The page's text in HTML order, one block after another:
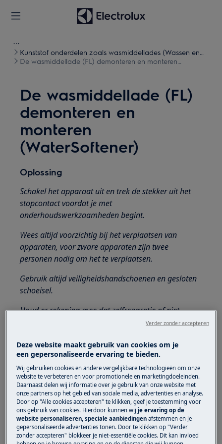
Kunststof onderdelen zoals wasmiddellades (Wassen en
Drogen)
De wasmiddellade (FL) demonteren en monteren
De wasmiddellade (FL)
demonteren en
monteren
(WaterSoftener)
Oplossing
Schakel het apparaat uit en trek de stekker uit het
stopcontact voordat je met
onderhoudswerkzaamheden begint.
Wees altijd voorzichtig bij het verplaatsen van
apparaten, voor zware apparaten zijn twee
personen nodig om het te verplaatsen.
Gebruik altijd veiligheidshandschoenen en gesloten
schoeisel.
Houd er rekening mee dat zelfreparatie of niet-
professionele reparatie gevolgen kan hebben voor
Hoe de wasmiddellade demonteren en weer
in elkaar zetten?
OPMERKING:
Onderstaande foto's zijn slechts ter illustratie,
ze kunnen afwijken van jouw model van
wasmachine / wasdroogcombinatie.
Deze website maakt gebruik van cookies om je
een gepersonaliseerde ervaring te bieden.
Wij gebruiken cookies en andere vergelijkbare technologieën om onze
website te verbeteren en voor promotionele en marketingdoeleinden.
Daarnaast delen wij informatie over je gebruik van onze website met
onze partners op het gebied van sociale media, advertenties en analyse.
Door op "Alle cookies accepteren" te klikken, geef je toestemming voor
ons gebruik van cookies. Hierdoor kunnen wijje ervaring op de
website personaliseren, speciale aanbiedingen afstemmen en je
gepersonaliseerde advertenties tonen. Door te klikken op "Verder
zonder accepteren" blokkeer je niet-essentiële cookies. Dit kan invloed
Verder zonder accepteren